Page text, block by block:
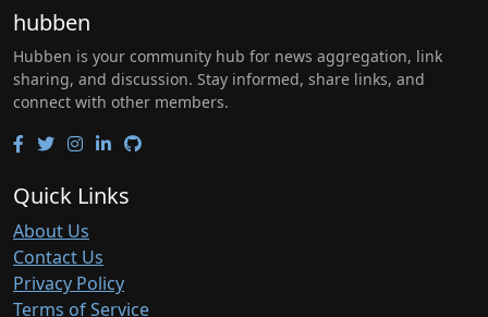
hubben
Hubben is your community hub for news aggregation, link
sharing, and discussion. Stay informed, share links, and
connect with other members.
Quick Links
About Us
Contact Us
Privacy Policy
Terms of Service